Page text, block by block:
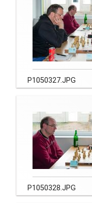
P1050327.JPG
P1050328.JPG